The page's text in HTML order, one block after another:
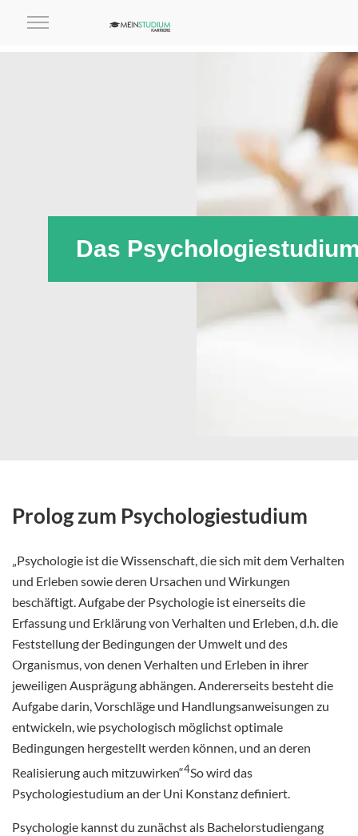
Das
Prolog zum Psychologiestudium
„Psychologie ist die Wissenschaft, die sich mit dem Verhalten
und Erleben sowie deren Ursachen und Wirkungen
beschäftigt. Aufgabe der Psychologie ist einerseits die
Erfassung und Erklärung von Verhalten und Erleben, d.h. die
Feststellung der Bedingungen der Umwelt und des
Organismus, von denen Verhalten und Erleben in ihrer
jeweiligen Ausprägung abhängen. Andererseits besteht die
Aufgabe darin, Vorschläge und Handlungsanweisungen zu
entwickeln, wie psychologisch möglichst optimale
Bedingungen hergestellt werden können, und an deren
Realisierung auch mitzuwirken“4So wird das
Psychologiestudium an der Uni Konstanz definiert.
Psychologie kannst du zunächst als Bachelorstudiengang